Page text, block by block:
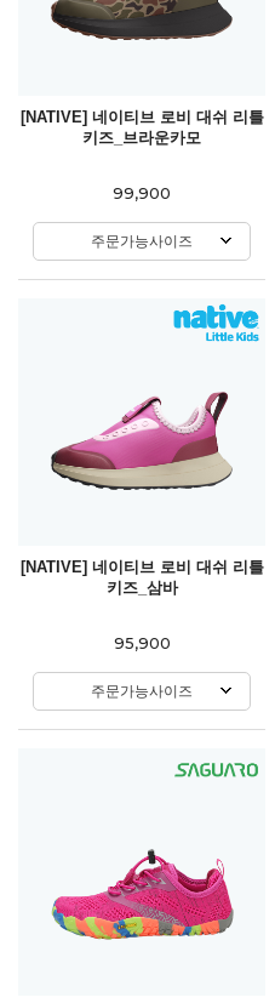
[NATIVE] 네이티브 로비 대쉬 리틀
키즈_브라운카모
99,900
주문가능사이즈
[NATIVE] 네이티브 로비 대쉬 리틀
키즈_삼바
95,900
주문가능사이즈